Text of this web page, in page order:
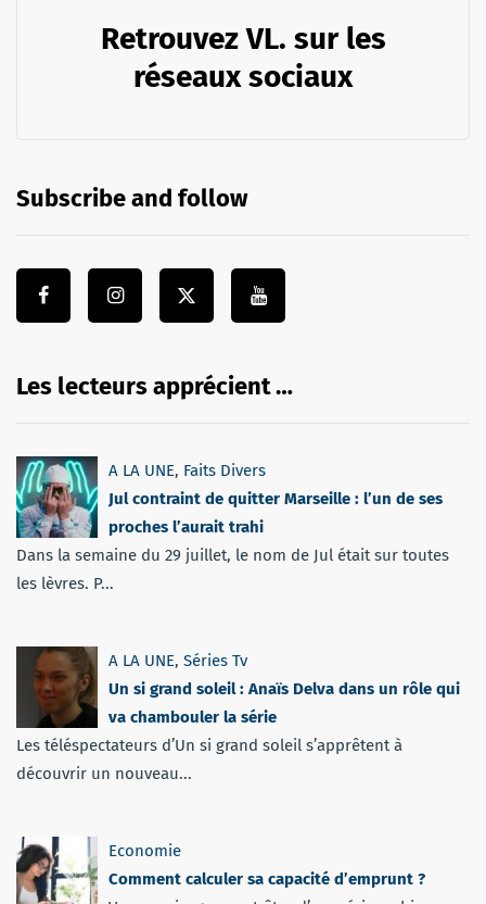
Retrouvez VL. sur les
réseaux sociaux
Subscribe and follow
Les lecteurs apprécient …
A LA UNE, Faits Divers
Jul contraint de quitter Marseille : l’un de ses
proches l’aurait trahi
Dans la semaine du 29 juillet, le nom de Jul était sur toutes
les lèvres. P...
A LA UNE, Séries Tv
Un si grand soleil : Anaïs Delva dans un rôle qui
va chambouler la série
Les téléspectateurs d’Un si grand soleil s’apprêtent à
découvrir un nouveau...
Economie
Comment calculer sa capacité d’emprunt ?